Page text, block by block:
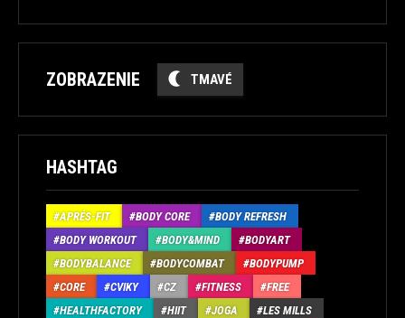
ZOBRAZENIE TMAVÉ
HASHTAG
APRÉS-FIT BODY CORE
BODY REFRESH
BODY WORKOUT
BODY&MIND
BODYART
BODYBALANCE
BODYCOMBAT
BODYPUMP
CORE
CVIKY CZ FITNESS
FREE
HEALTHFACTORY
HIIT JOGA
LES MILLS